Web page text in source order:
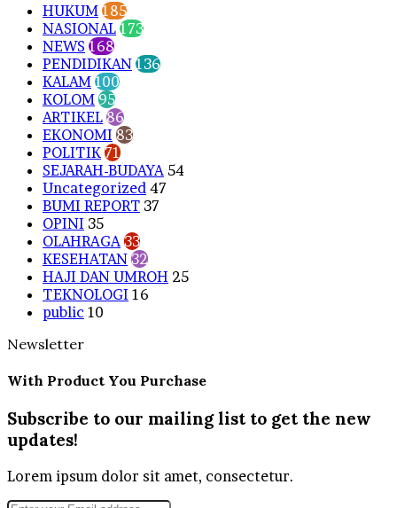
HUKUM 185
NASIONAL 173
NEWS 168
PENDIDIKAN 136
KALAM 100
KOLOM 95
ARTIKEL 86
EKONOMI 83
POLITIK 71
SEJARAH-BUDAYA 54
Uncategorized 47
BUMI REPORT 37
OPINI 35
OLAHRAGA 33
KESEHATAN 32
HAJI DAN UMROH 25
TEKNOLOGI 16
public 10
Newsletter
With Product You Purchase
Subscribe to our mailing list to get the new
updates!
Lorem ipsum dolor sit amet, consectetur.